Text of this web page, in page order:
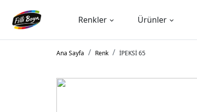
Renkler Ürünler
Ana Sayfa Renk İPEKSİ 65